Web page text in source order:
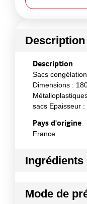
Description
Sacs
Dimensions :
sacs Epaisseur
Pays d'origine
France
Ingrédients
PE Basse
Mode de